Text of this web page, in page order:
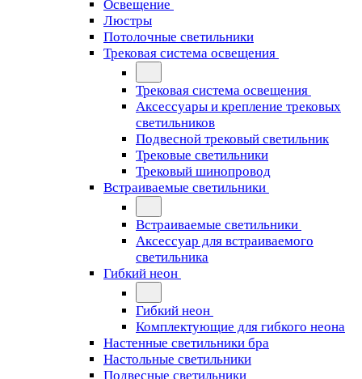
Освещение
Люстры
Потолочные светильники
Трековая система освещения
Трековая система освещения
Аксессуары и крепление трековых
светильников
Подвесной трековый светильник
Трековые светильники
Трековый шинопровод
Встраиваемые светильники
Встраиваемые светильники
Аксессуар для встраиваемого
светильника
Гибкий неон
Гибкий неон
Комплектующие для гибкого неона
Настенные светильники бра
Настольные светильники
Подвесные светильники